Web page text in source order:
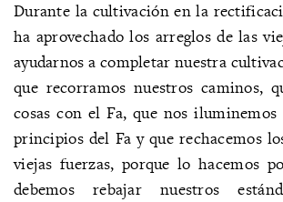
Durante la cultivación en la
ha aprovechado los arreglos de las
ayudarnos a completar nuestra
que recorramos nuestros caminos,
cosas con el Fa, que nos
principios del Fa y que rechacemos
viejas fuerzas, porque lo hacemos
debemos rebajar nuestros